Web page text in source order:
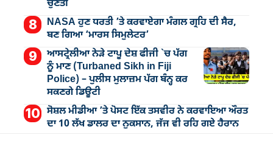
ਚੁਣੌਤੀ
NASA ਹੁਣ ਧਰਤੀ ’ਤੇ ਕਰਵਾਏਗਾ ਮੰਗਲ ਗ੍ਰਹਿ ਦੀ ਸੈਰ,
ਬਣ ਗਿਆ ‘ਮਾਰਸ ਸਿਮੁਲੇਟਰ’
ਆਸਟ੍ਰੇਲੀਆ ਨੇੜੇ ਟਾਪੂ ਦੇਸ਼ ਫੀਜੀ `ਚ ਪੱਗ
ਨੂੰ ਮਾਣ (Turbaned Sikh in Fiji
Police) – ਪੁਲੀਸ ਮੁਲਾਜ਼ਮ ਪੱਗ ਬੰਨ੍ਹ ਕਰ
ਸਕਣਗੇ ਡਿਊਟੀ
ਸੋਸ਼ਲ ਮੀਡੀਆ ’ਤੇ ਪੋਸਟ ਇੱਕ ਤਸਵੀਰ ਨੇ ਕਰਵਾਇਆ ਔਰਤ
ਦਾ 10 ਲੱਖ ਡਾਲਰ ਦਾ ਨੁਕਸਾਨ, ਜੱਜ ਵੀ ਰਹਿ ਗਏ ਹੈਰਾਨ